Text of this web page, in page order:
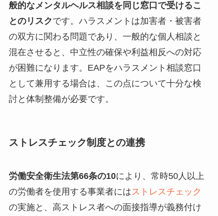
般的なメンタルヘルス相談を同じ窓口で受けるこ
とのリスクです。ハラスメントは加害者・被害者
の双方に関わる問題であり、一般的な個人相談と
混在させると、中立性の確保や利益相反への対応
が困難になります。EAPをハラスメント相談窓口
として兼用する場合は、この点について十分な検
討と体制整備が必要です。
ストレスチェック制度との連携
労働安全衛生法第66条の10により、常時50人以上
の労働者を使用する事業者には ストレスチェック
の実施と、高ストレス者への面接指導が義務付け